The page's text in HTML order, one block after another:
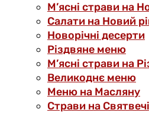
М’ясні страви на
Салати на Новий
Новорічні десерти
Різдвяне меню
М’ясні страви на
Великоднє меню
Меню на Масляну
Страви на